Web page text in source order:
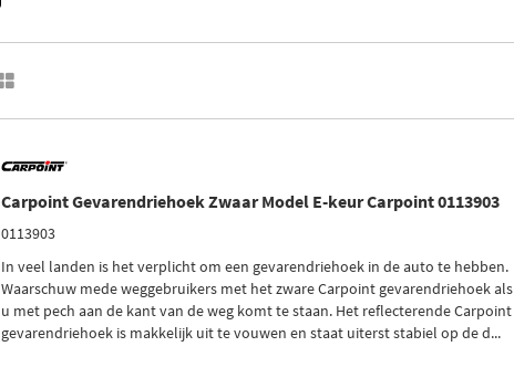
Carpoint Gevarendriehoek Zwaar Model E-keur Carpoint 0113903
0113903
In veel landen is het verplicht om een gevarendriehoek in de auto te hebben.
Waarschuw mede weggebruikers met het zware Carpoint gevarendriehoek als
u met pech aan de kant van de weg komt te staan. Het reflecterende Carpoint
gevarendriehoek is makkelijk uit te vouwen en staat uiterst stabiel op de d...